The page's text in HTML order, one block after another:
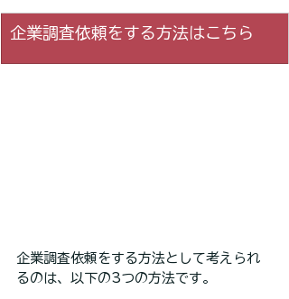
企業調査依頼をする方法はこちら
企業調査依頼をする方法として考えられ
るのは、以下の3つの方法です。